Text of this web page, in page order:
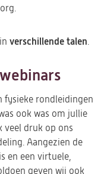
verschillende talen.
fysieke rondleidingen
ook was om jullie
veel druk op ons
Aangezien de
en een virtuele,
geven wij ook